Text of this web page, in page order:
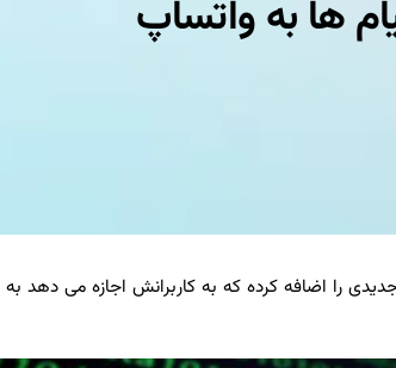
ها به واتساپ
را اضافه كرده كه به كاربرانش اجازه می دهد